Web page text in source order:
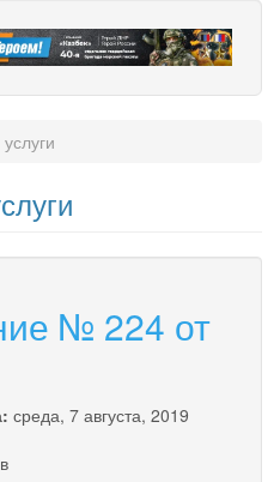
№ 224 от
среда, 7 августа, 2019